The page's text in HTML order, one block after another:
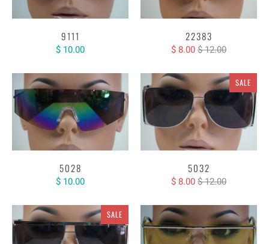
9111
$ 10.00
22383
$ 8.00 $ 12.00
5028
$ 10.00
SALE
5032
$ 8.00 $ 12.00
SALE